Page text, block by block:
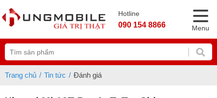
Hotline
090 154 8866 Menu
Trang chủ Tin tức Đánh giá